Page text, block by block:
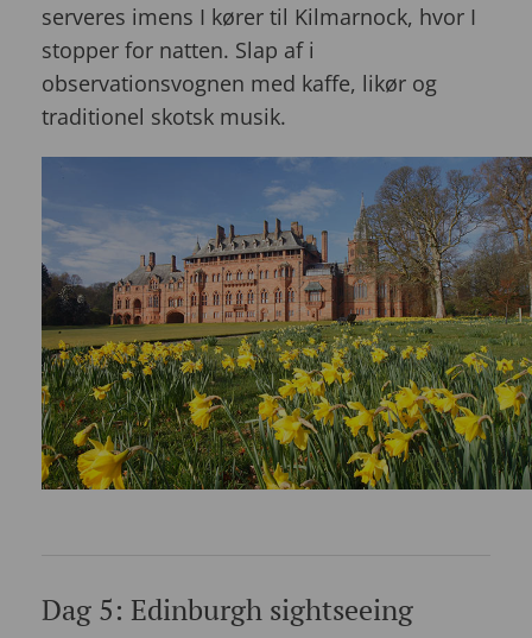
serveres imens I kører til Kilmarnock, hvor I
stopper for natten. Slap af i
observationsvognen med kaffe, likør og
traditionel skotsk musik.
Dag 5: Edinburgh sightseeing